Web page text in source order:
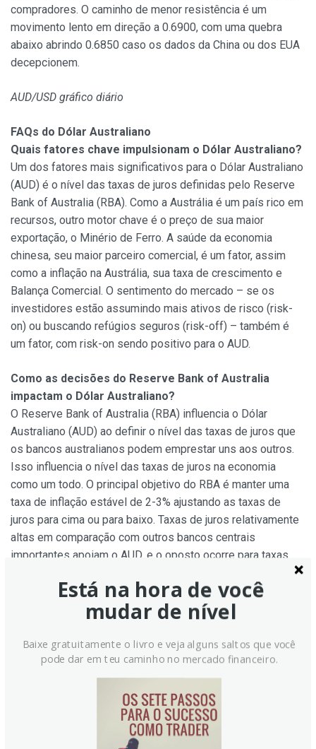
compradores. O caminho de menor resistência é um
movimento lento em direção a 0.6900, com uma quebra
abaixo abrindo 0.6850 caso os dados da China ou dos EUA
decepcionem.
AUD/USD gráfico diário
FAQs do Dólar Australiano
Quais fatores chave impulsionam o Dólar Australiano?
Um dos fatores mais significativos para o Dólar Australiano
(AUD) é o nível das taxas de juros definidas pelo Reserve
Bank of Australia (RBA). Como a Austrália é um país rico em
recursos, outro motor chave é o preço de sua maior
exportação, o Minério de Ferro. A saúde da economia
chinesa, seu maior parceiro comercial, é um fator, assim
como a inflação na Austrália, sua taxa de crescimento e
Balança Comercial. O sentimento do mercado – se os
investidores estão assumindo mais ativos de risco (risk-
on) ou buscando refúgios seguros (risk-off) – também é
um fator, com risk-on sendo positivo para o AUD.
Como as decisões do Reserve Bank of Australia
impactam o Dólar Australiano?
O Reserve Bank of Australia (RBA) influencia o Dólar
Australiano (AUD) ao definir o nível das taxas de juros que
os bancos australianos podem emprestar uns aos outros.
Isso influencia o nível das taxas de juros na economia
como um todo. O principal objetivo do RBA é manter uma
taxa de inflação estável de 2-3% ajustando as taxas de
juros para cima ou para baixo. Taxas de juros relativamente
altas em comparação com outros bancos centrais
importantes apoiam o AUD, e o oposto ocorre para taxas
relativamente baixas. O RBA também pode usar quantitative
easing e tightening para influenciar as condições de crédito,
com o primeiro sendo negativo para o AUD e o segundo
Como a saúde da Economia Chinesa impacta o Dólar
A China é o maior parceiro comercial da Austrália, portanto,
a saúde da economia chinesa é uma grande influência no
valor do Dólar Australiano (AUD). Quando a economia
Está na hora de você
mudar de nível
Baixe gratuitamente o livro e veja alguns saltos que você
pode dar em teu caminho no mercado financeiro.